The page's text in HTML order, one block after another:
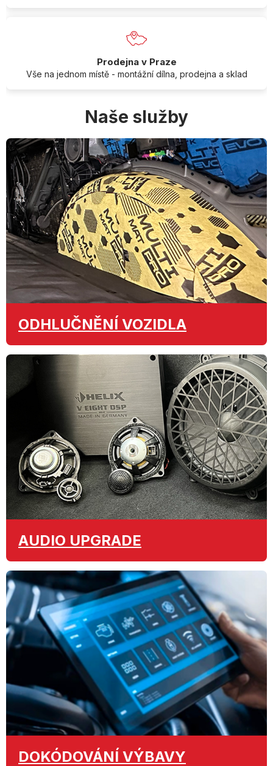
Prodejna v Praze
Vše na jednom místě - montážní dílna, prodejna a sklad
Naše služby
ODHLUČNĚNÍ VOZIDLA
AUDIO UPGRADE
DOKÓDOVÁNÍ VÝBAVY